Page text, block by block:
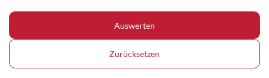
Auswerten
Zurücksetzen